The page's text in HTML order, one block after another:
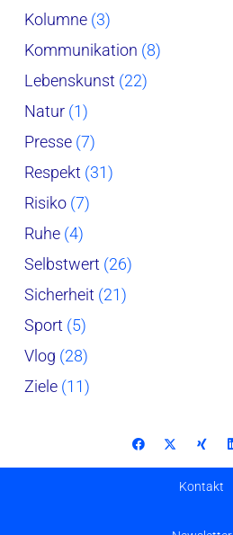
Kolumne (3)
Kommunikation (8)
Lebenskunst (22)
Natur (1)
Presse (7)
Respekt (31)
Risiko (7)
Ruhe (4)
Selbstwert (26)
Sicherheit (21)
Sport (5)
Vlog (28)
Ziele (11)
Kontakt